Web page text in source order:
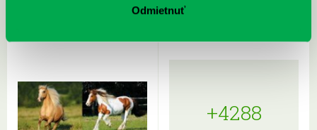
Odmietnuť
+4288